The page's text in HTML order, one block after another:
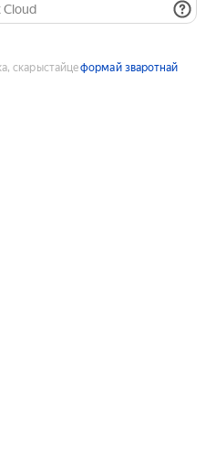
Cloud
скарыстайцеформай зваротнай